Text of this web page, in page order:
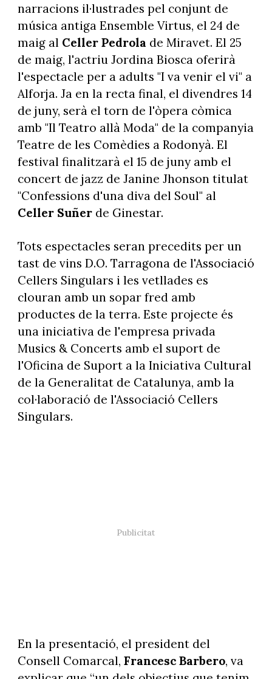
narracions il·lustrades pel conjunt de
música antiga Ensemble Virtus, el 24 de
maig al Celler Pedrola de Miravet. El 25
de maig, l'actriu Jordina Biosca oferirà
l'espectacle per a adults "I va venir el vi" a
Alforja. Ja en la recta final, el divendres 14
de juny, serà el torn de l'òpera còmica
amb "Il Teatro allà Moda" de la companyia
Teatre de les Comèdies a Rodonyà. El
festival finalitzarà el 15 de juny amb el
concert de jazz de Janine Jhonson titulat
"Confessions d'una diva del Soul" al
Celler Suñerde Ginestar.
Tots espectacles seran precedits per un
tast de vins D.O. Tarragona de l'Associació
Cellers Singulars i les vetllades es
clouran amb un sopar fred amb
productes de la terra. Este projecte és
una iniciativa de l'empresa privada
Musics & Concerts amb el suport de
l'Oficina de Suport a la Iniciativa Cultural
de la Generalitat de Catalunya, amb la
col·laboració de l'Associació Cellers
Singulars.
En la presentació, el president del
Consell Comarcal, Francesc Barbero, va